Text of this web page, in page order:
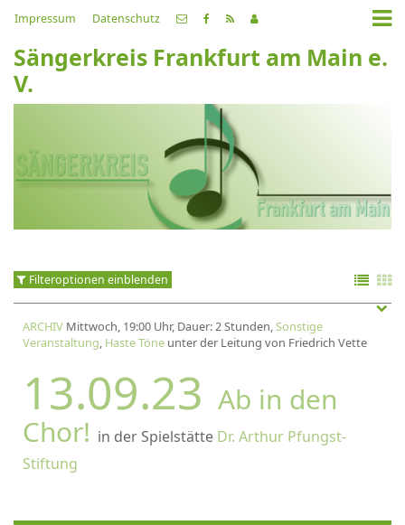
Impressum Datenschutz
Sängerkreis Frankfurt am Main e.
V.
Filteroptionen einblenden
ARCHIV Mittwoch, 19:00 Uhr, Dauer: 2 Stunden,Sonstige
Veranstaltung, Haste Töne unter der Leitung von Friedrich Vette
13.09.23 Ab in den
Chor! in der Spielstätte Dr. Arthur Pfungst-
Stiftung